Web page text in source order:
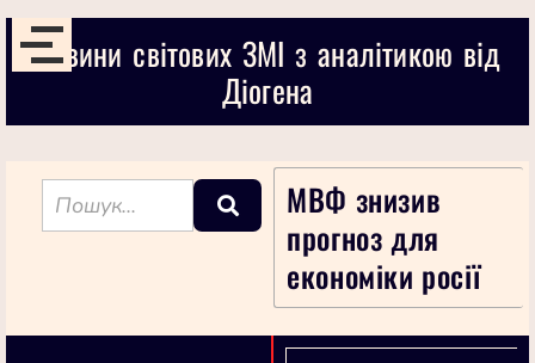
Новини світових ЗМІ з аналітикою від
Діогена
МВФ знизив
прогноз для
економіки росії